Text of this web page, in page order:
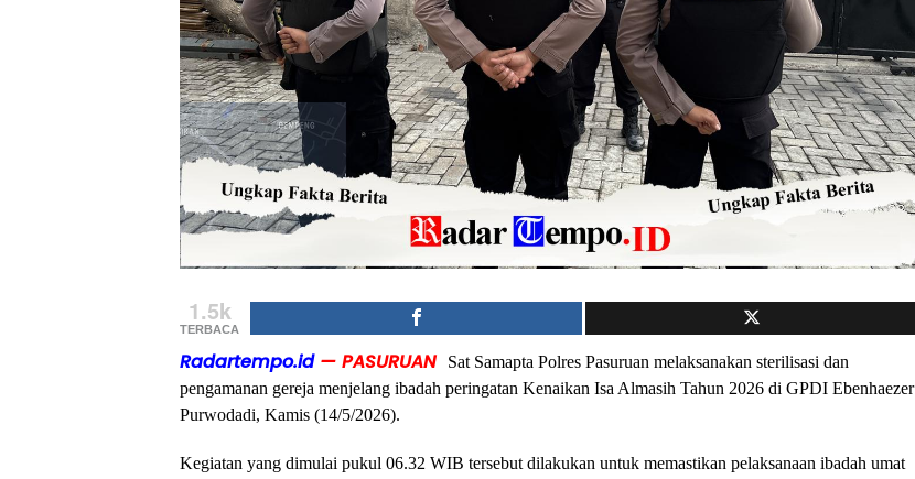
1.5k
TERBACA
Radartempo.id— PASURUAN
Sat Samapta Polres Pasuruan melaksanakan sterilisasi dan
pengamanan gereja menjelang ibadah peringatan Kenaikan Isa Almasih Tahun 2026 di GPDI Ebenhaezer
Purwodadi, Kamis (14/5/2026).
Kegiatan yang dimulai pukul 06.32 WIB tersebut dilakukan untuk memastikan pelaksanaan ibadah umat